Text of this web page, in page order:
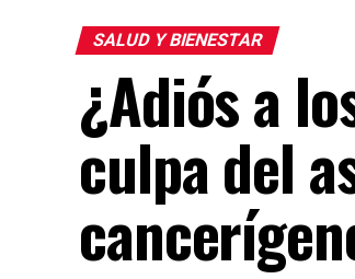
SALUD Y BIENESTAR
¿Adiós a
culpa del